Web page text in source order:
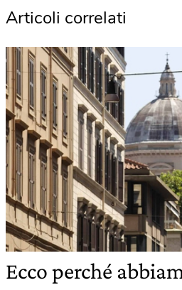
Articoli correlati
Ecco perché